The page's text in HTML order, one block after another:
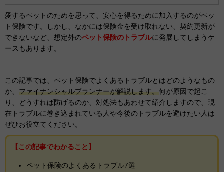
愛するペットのためを思って、安心を得るために加入するのがペッ
ト保険です。しかし、なかには保険金を受け取れない、契約更新が
できないなど、想定外のペット保険のトラブルに発展してしまうケ
ースもあります。
この記事では、ペット保険でよくあるトラブルとはどのようなもの
か、 ファイナンシャルプランナーが解説します。何が原因で起こ
り、どうすれば防げるのか、対処法もあわせて紹介しますので、現
在トラブルに巻き込まれている人や今後のトラブルを避けたい人は
ぜひお役立てください。
【この記事でわかること】
ペット保険のよくあるトラブル7選